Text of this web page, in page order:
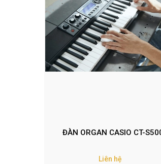
ĐÀN ORGAN CASIO CT-
Liên hệ